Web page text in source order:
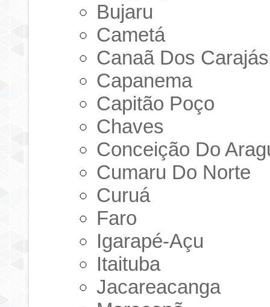
Bujaru
Cametá
Canaã Dos Carajás
Capanema
Capitão Poço
Chaves
Conceição Do
Cumaru Do Norte
Curuá
Faro
Igarapé-Açu
Itaituba
Jacareacanga